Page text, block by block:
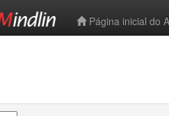
Página inicial do